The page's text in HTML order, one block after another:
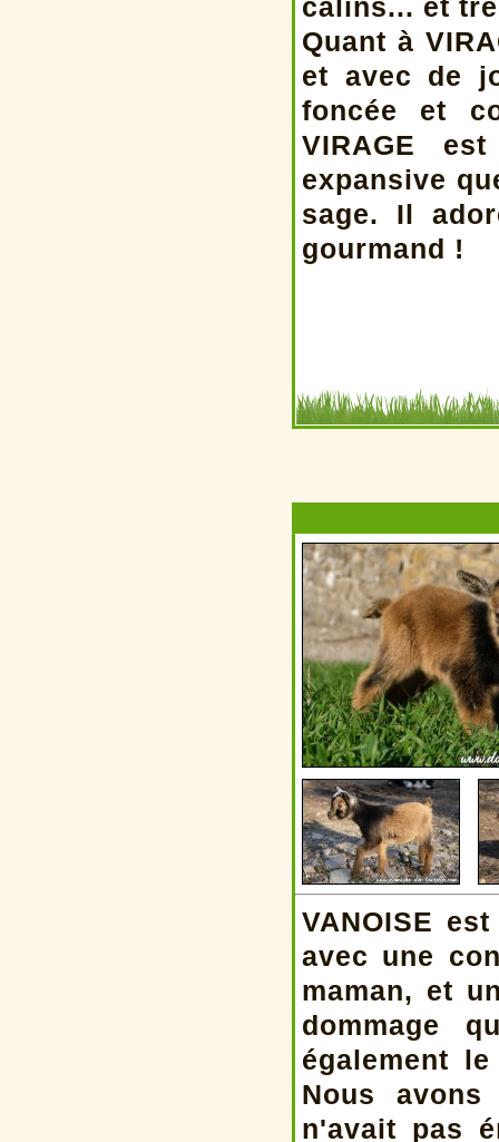
câlins... et
Quant à
et avec de
foncée et
VIRAGE
expansive
sage. Il
gourmand !
VANOISE
avec une
maman, et
dommage
également
Nous
n'avait pas